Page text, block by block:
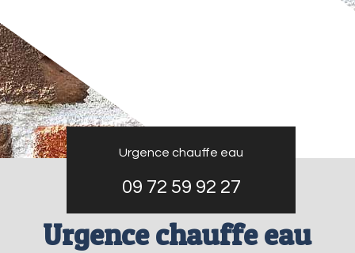
Urgence chauffe eau
09 72 59 92 27
Urgence chauffe eau